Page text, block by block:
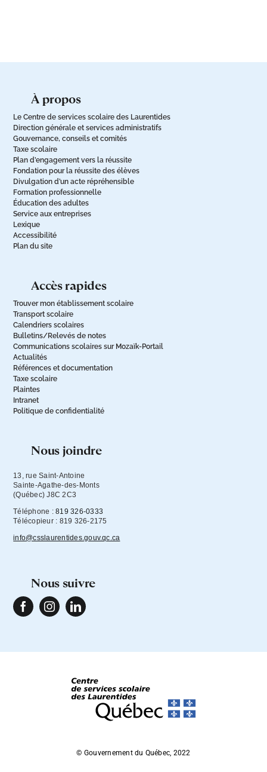
à propos
Le Centre de services scolaire des Laurentides
Direction générale et services administratifs
Gouvernance, conseils et comités
Taxe scolaire
Plan d’engagement vers la réussite
Fondation pour la réussite des élèves
Divulgation d’un acte répréhensible
Formation professionnelle
Éducation des adultes
Service aux entreprises
Lexique
Accessibilité
Plan du site
accès rapides
Trouver mon établissement scolaire
Transport scolaire
Calendriers scolaires
Bulletins/Relevés de notes
Communications scolaires sur Mozaïk-Portail
Actualités
Références et documentation
Taxe scolaire
Plaintes
Intranet
Politique de confidentialité
nous joindre
13, rue Saint-Antoine
Sainte-Agathe-des-Monts
(Québec) J8C 2C3
Téléphone :819 326-0333
Télécopieur : 819 326-2175
info@csslaurentides.gouv.qc.ca
nous suivre
© Gouvernement du Québec, 2022